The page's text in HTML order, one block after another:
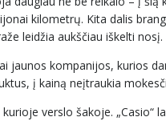
kilometrų. Kita dalis
leidžia aukščiau iškelti nosį.
jaunos kompanijos, kurios
į kainą neįtraukia
verslo šakoje. „Casio“